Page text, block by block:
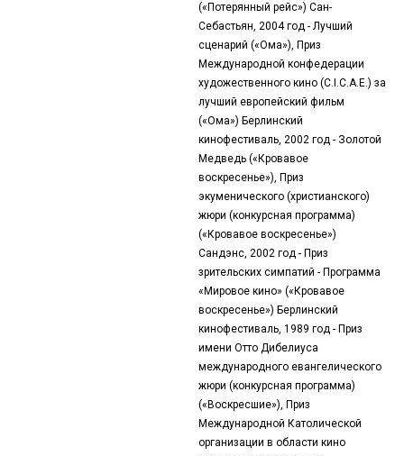
(«Потерянный рейс») Сан-
Себастьян, 2004 год - Лучший
сценарий («Ома»), Приз
Международной конфедерации
художественного кино (C.I.C.A.E.) за
лучший европейский фильм
(«Ома») Берлинский
кинофестиваль, 2002 год - Золотой
Медведь («Кровавое
воскресенье»), Приз
экуменического (христианского)
жюри (конкурсная программа)
(«Кровавое воскресенье»)
Сандэнс, 2002 год - Приз
зрительских симпатий - Программа
«Мировое кино» («Кровавое
воскресенье») Берлинский
кинофестиваль, 1989 год - Приз
имени Отто Дибелиуса
международного евангелического
жюри (конкурсная программа)
(«Воскресшие»), Приз
Международной Католической
организации в области кино